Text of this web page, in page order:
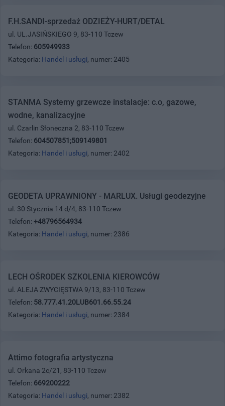
F.H.SANDI-sprzedaż ODZIEŻY-HURT/DETAL
ul. UL.JASIŃSKIEGO 9, 83-110 Tczew
Telefon: 605949933
Kategoria: Handel i usługi, numer: 2405
STANMA Systemy grzewcze instalacje: c.o, gazowe,
wodne, kanalizacyjne
ul. Czarlin Słoneczna 2, 83-110 Tczew
Telefon: 604507851;509149801
Kategoria: Handel i usługi, numer: 2402
GEODETA UPRAWNIONY - MARLUX. Usługi geodezyjne
ul. 30 Stycznia 14 d/4, 83-110 Tczew
Telefon: +48796564934
Kategoria: Handel i usługi, numer: 2386
LECH OŚRODEK SZKOLENIA KIEROWCÓW
ul. ALEJA ZWYCIĘSTWA 9/13, 83-110 Tczew
Telefon: 58.777.41.20LUB601.66.55.24
Kategoria: Handel i usługi, numer: 2384
Attimo fotografia artystyczna
ul. Orkana 2c/21, 83-110 Tczew
Telefon: 669200222
Kategoria: Handel i usługi, numer: 2382